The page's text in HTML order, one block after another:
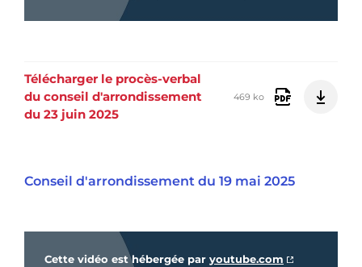
Télécharger le procès-verbal
du conseil d'arrondissement
du 23 juin 2025
469 ko
Conseil d'arrondissement du 19 mai 2025
Cette vidéo est hébergée par youtube.com